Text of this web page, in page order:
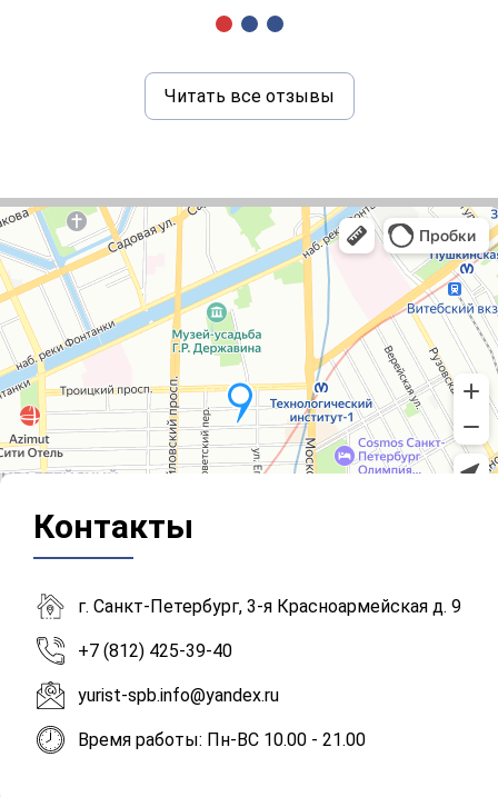
Читать все отзывы
Контакты
г. Санкт-Петербург, 3-я Красноармейская д. 9
+7 (812) 425-39-40
yurist-spb.info@yandex.ru
Время работы: Пн-ВС 10.00 - 21.00